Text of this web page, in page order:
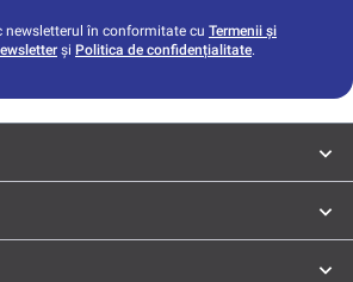
newsletterul în conformitate cu Termenii și
și Politica de confidențialitate.